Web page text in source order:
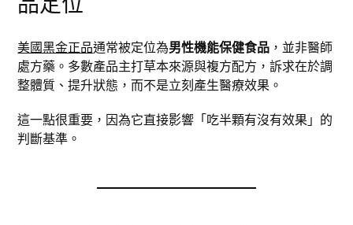
美國黑金正品通常被定位為男性機能保健食品 ，並非醫師
處方藥。多數產品主打草本來源與複方配方，訴求在於調
整體質、提升狀態，而不是立刻產生醫療效果。
這一點很重要，因為它直接影響「吃半顆有沒有效果」的
判斷基準。